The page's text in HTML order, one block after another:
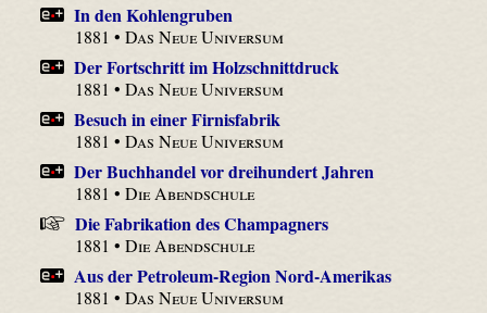
In den Kohlengruben
1881 •Das Neue Universum
Der Fortschritt im Holzschnittdruck
1881 •Das Neue Universum
Besuch in einer Firnisfabrik
1881 •Das Neue Universum
Der Buchhandel vor dreihundert Jahren
1881 •Die Abendschule
Die Fabrikation des Champagners
1881 •Die Abendschule
Aus der Petroleum-Region Nord-Amerikas
1881 •Das Neue Universum